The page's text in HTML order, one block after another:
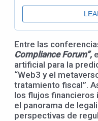
Entre las
Compliance Forum”,
artificial para la
“Web3 y el
tratamiento fiscal”.
los flujos financieros
el panorama de
perspectivas de